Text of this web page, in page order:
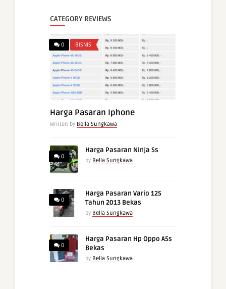
CATEGORY REVIEWS
0 BISNIS
Harga Pasaran Iphone
Written by Bella Sungkawa
0
Harga Pasaran Ninja Ss
by Bella Sungkawa
0
Harga Pasaran Vario 125
Tahun 2013 Bekas
by Bella Sungkawa
0
Harga Pasaran Hp Oppo A5s
Bekas
by Bella Sungkawa